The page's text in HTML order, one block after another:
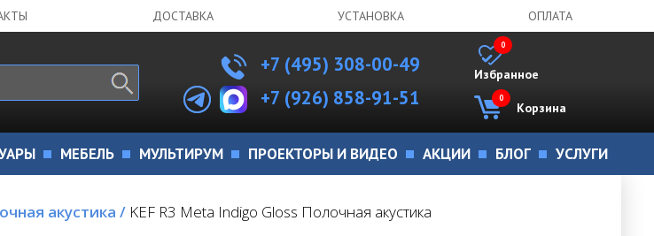
ДОСТАВКА УСТАНОВКА ОПЛАТА
+7 (495) 308-00-49
+7 (926) 858-91-51
Избранное
0
Корзина
0
МЕБЕЛЬ МУЛЬТИРУМ ПРОЕКТОРЫ И ВИДЕО АКЦИИ БЛОГ УСЛУГИ
акустика / KEF R3 Meta Indigo Gloss Полочная акустика